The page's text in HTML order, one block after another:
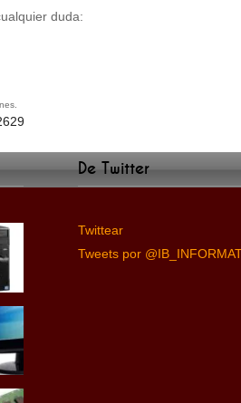
duda:
De Twitter
Twittear
Tweets por